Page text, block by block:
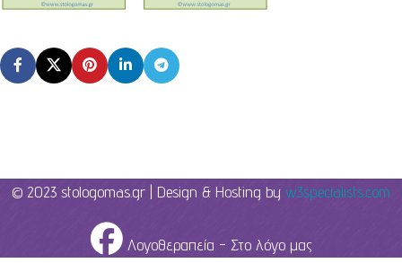
© 2023 stologomas.gr | Design & Hosting by w3specialists.com
Λογοθεραπεία - Στο λόγο μας